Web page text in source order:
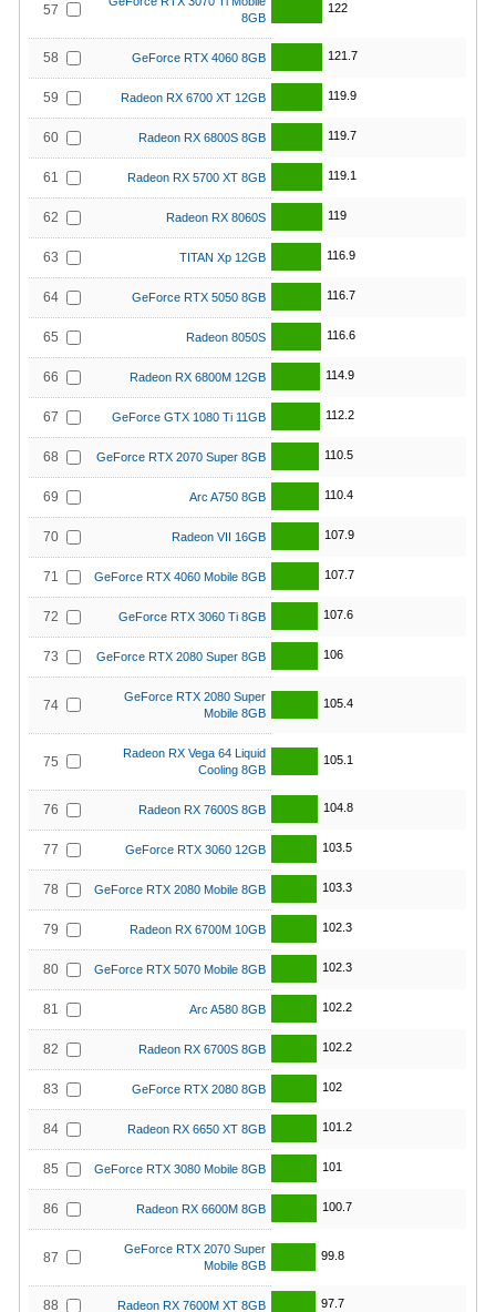
57
8GB
122
58 GeForce RTX 4060 8GB 121.7
59 Radeon RX 6700 XT 12GB 119.9
60 Radeon RX 6800S 8GB 119.7
61 Radeon RX 5700 XT 8GB 119.1
62 Radeon RX 8060S 119
63 TITAN Xp 12GB 116.9
64 GeForce RTX 5050 8GB 116.7
65 Radeon 8050S 116.6
66 Radeon RX 6800M 12GB 114.9
67 GeForce GTX 1080 Ti 11GB 112.2
68 GeForce RTX 2070 Super 8GB 110.5
69 Arc A750 8GB 110.4
70 Radeon VII 16GB 107.9
71 GeForce RTX 4060 Mobile 8GB 107.7
72 GeForce RTX 3060 Ti 8GB 107.6
73 GeForce RTX 2080 Super 8GB 106
74
GeForce RTX 2080 Super
Mobile 8GB
105.4
75
Radeon RX Vega 64 Liquid
Cooling 8GB
105.1
76 Radeon RX 7600S 8GB 104.8
77 GeForce RTX 3060 12GB 103.5
78 GeForce RTX 2080 Mobile 8GB 103.3
79 Radeon RX 6700M 10GB 102.3
80 GeForce RTX 5070 Mobile 8GB 102.3
81 Arc A580 8GB 102.2
82 Radeon RX 6700S 8GB 102.2
83 GeForce RTX 2080 8GB 102
84 Radeon RX 6650 XT 8GB 101.2
85 GeForce RTX 3080 Mobile 8GB 101
86 Radeon RX 6600M 8GB 100.7
87
GeForce RTX 2070 Super
Mobile 8GB
99.8
88 Radeon RX 7600M XT 8GB 97.7